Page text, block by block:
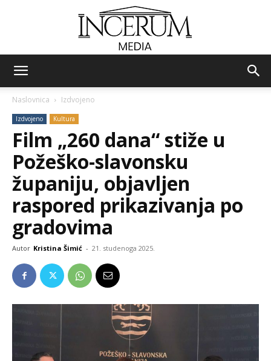
media
Naslovnica Izdvojeno
Izdvojeno Kultura
Film „260 dana“ stiže u
Požeško-slavonsku
županiju, objavljen
raspored prikazivanja po
gradovima
Autor Kristina Šimić - 21. studenoga 2025.